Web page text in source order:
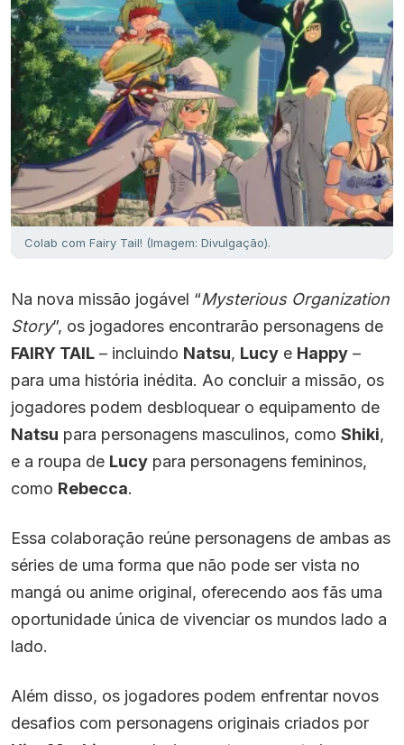
Colab com Fairy Tail! (Imagem: Divulgação).
Na nova missão jogável “Mysterious Organization
Story”, os jogadores encontrarão personagens de
FAIRY TAIL – incluindo Natsu, Lucy e Happy –
para uma história inédita. Ao concluir a missão, os
jogadores podem desbloquear o equipamento de
Natsu para personagens masculinos, como Shiki,
e a roupa de Lucy para personagens femininos,
como Rebecca.
Essa colaboração reúne personagens de ambas as
séries de uma forma que não pode ser vista no
mangá ou anime original, oferecendo aos fãs uma
oportunidade única de vivenciar os mundos lado a
lado.
Além disso, os jogadores podem enfrentar novos
desafios com personagens originais criados por